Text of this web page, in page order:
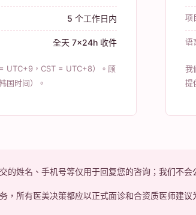
5 个工作日内
全天 7×24h 收件
UTC+9，CST = UTC+8）。顾
国时间）。
项
语
我
提
的姓名、手机号等仅用于回复您的咨询；我们不
，所有医美决策都应以正式面诊和合资质医师建议